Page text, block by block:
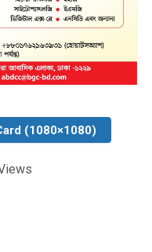
(1080×1080)